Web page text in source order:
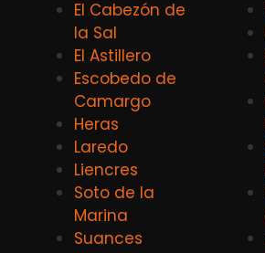
El Cabezón de
la Sal
El Astillero
Escobedo de
Camargo
Heras
Laredo
Liencres
Soto de la
Marina
Suances